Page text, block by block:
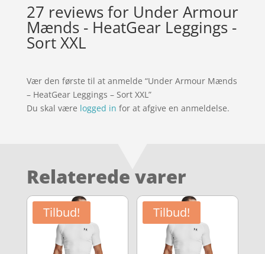
27 reviews for Under Armour
Mænds - HeatGear Leggings -
Sort XXL
Vær den første til at anmelde “Under Armour Mænds
– HeatGear Leggings – Sort XXL”
Du skal være logged in for at afgive en anmeldelse.
Relaterede varer
Tilbud! Tilbud!